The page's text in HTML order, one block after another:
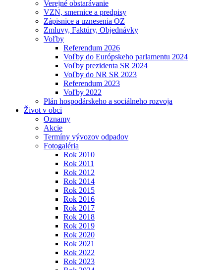
Verejné obstarávanie
VZN, smernice a predpisy
Zápisnice a uznesenia OZ
Zmluvy, Faktúry, Objednávky
Voľby
Referendum 2026
Voľby do Európskeho parlamentu 2024
Voľby prezidenta SR 2024
Voľby do NR SR 2023
Referendum 2023
Voľby 2022
Plán hospodárskeho a sociálneho rozvoja
Život v obci
Oznamy
Akcie
Termíny vývozov odpadov
Fotogaléria
Rok 2010
Rok 2011
Rok 2012
Rok 2014
Rok 2015
Rok 2016
Rok 2017
Rok 2018
Rok 2019
Rok 2020
Rok 2021
Rok 2022
Rok 2023